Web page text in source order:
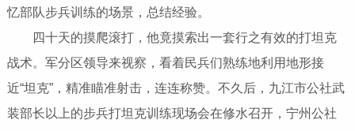
忆部队步兵训练的场景，总结经验。
四十天的摸爬滚打，他竟摸索出一套行之有效的打坦克
战术。军分区领导来视察，看着民兵们熟练地利用地形接
近“坦克”，精准瞄准射击，连连称赞。不久后，九江市公社武
装部长以上的步兵打坦克训练现场会在修水召开，宁州公社